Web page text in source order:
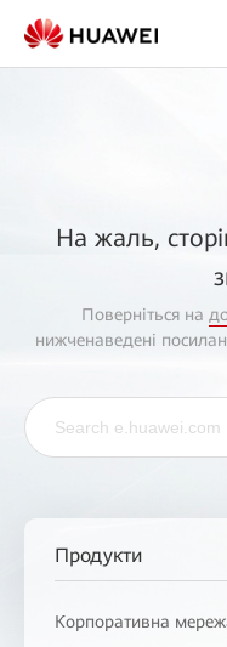
На жаль,
Поверніться на
нижченаведені
Продукти
Корпоративна